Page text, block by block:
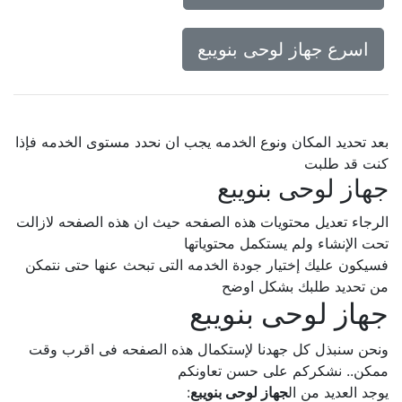
اسرع جهاز لوحى بنويبع
بعد تحديد المكان ونوع الخدمه يجب ان نحدد مستوى الخدمه فإذا
كنت قد طلبت
جهاز لوحى بنويبع
الرجاء تعديل محتويات هذه الصفحه حيث ان هذه الصفحه لازالت
تحت الإنشاء ولم يستكمل محتوياتها
فسيكون عليك إختيار جودة الخدمه التى تبحث عنها حتى نتمكن
من تحديد طلبك بشكل اوضح
جهاز لوحى بنويبع
ونحن سنبذل كل جهدنا لإستكمال هذه الصفحه فى اقرب وقت
ممكن.. نشكركم على حسن تعاونكم
يوجد العديد من ال جهاز لوحى بنويبع: